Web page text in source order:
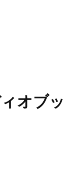
オブッ